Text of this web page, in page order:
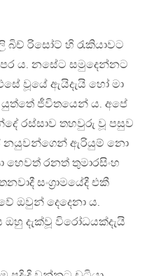
රිසෝට් හි රැකියාවට
ය. නසේට සමුදෙන්නට
වූයේ ඇයිදැයි හෝ මා
යුත්තේ ජීවිතයෙන් ය. අපේ
රස්සාව තහවුරු වූ පසුව
නයුවන්ගෙන් ඇරියුම් නො
හෙවත් රනත් තුමාරසිංහ
සංග්‍රාමයේදී එකී
ඔවුන් දෙදෙනා ය.
දැක්වූ විරෝධයක්දැයි